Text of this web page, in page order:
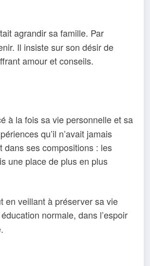
agrandir sa famille. Par
Il insiste sur son désir de
amour et conseils.
à la fois sa vie personnelle et sa
qu’il n’avait jamais
dans ses compositions : les
une place de plus en plus
en veillant à préserver sa vie
normale, dans l’espoir